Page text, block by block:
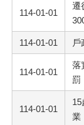
114-01-01
遷
114-01-01 戶
114-01-01
落
罰
114-01-01
業